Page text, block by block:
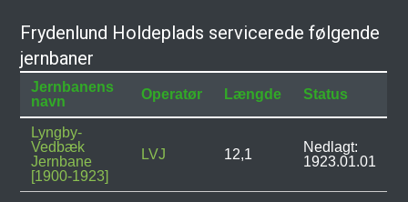
Frydenlund Holdeplads servicerede følgende
jernbaner
Jernbanens
navn
Operatør Længde Status
Lyngby-
Vedbæk
Jernbane
[1900-1923]
LVJ 12,1
Nedlagt:
1923.01.01